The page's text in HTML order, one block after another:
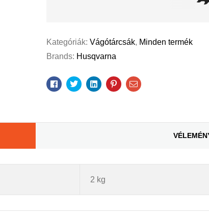
Kategóriák:Vágótárcsák, Minden termék
Brands: Husqvarna
Facebook
TwitterLinkedinPinterestEmail
2 kg